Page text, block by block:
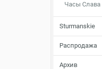
Часы Слава
Sturmanskie
Распродажа
Архив